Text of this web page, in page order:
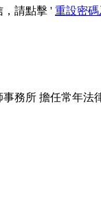
，請點擊 ' 重設密
事務所 擔任常年法